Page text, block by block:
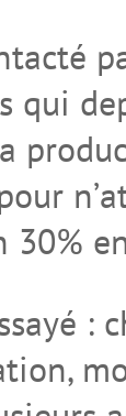
s qui
n’
30%
: